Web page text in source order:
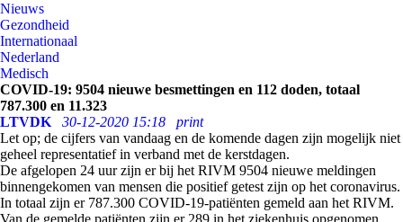
Nieuws
Gezondheid
Internationaal
Nederland
Medisch
COVID-19: 9504 nieuwe besmettingen en 112 doden, totaal
787.300 en 11.323
LTVDK
30-12-2020 15:18
print
Let op; de cijfers van vandaag en de komende dagen zijn mogelijk niet
geheel representatief in verband met de kerstdagen.
De afgelopen 24 uur zijn er bij het RIVM 9504 nieuwe meldingen
binnengekomen van mensen die positief getest zijn op het coronavirus.
In totaal zijn er 787.300 COVID-19-patiënten gemeld aan het RIVM.
Van de gemelde patiënten zijn er 289 in het ziekenhuis opgenomen.